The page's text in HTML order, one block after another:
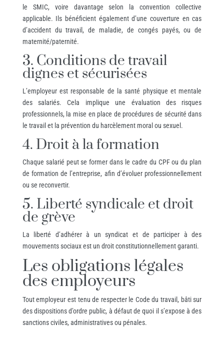
le SMIC, voire davantage selon la convention collective
applicable. Ils bénéficient également d’une couverture en cas
d’accident du travail, de maladie, de congés payés, ou de
maternité/paternité.
3. Conditions de travail
dignes et sécurisées
L’employeur est responsable de la santé physique et mentale
des salariés. Cela implique une évaluation des risques
professionnels, la mise en place de procédures de sécurité dans
le travail et la prévention du harcèlement moral ou sexuel.
4. Droit à la formation
Chaque salarié peut se former dans le cadre du CPF ou du plan
de formation de l’entreprise, afin d’évoluer professionnellement
ou se reconvertir.
5. Liberté syndicale et droit
de grève
La liberté d’adhérer à un syndicat et de participer à des
mouvements sociaux est un droit constitutionnellement garanti.
Les obligations légales
des employeurs
Tout employeur est tenu de respecter le Code du travail, bâti sur
des dispositions d’ordre public, à défaut de quoi il s’expose à des
sanctions civiles, administratives ou pénales.